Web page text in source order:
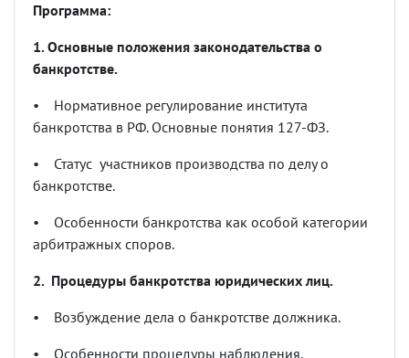
Программа:
1. Основные положения законодательства о
банкротстве.
• Нормативное регулирование института
банкротства в РФ. Основные понятия 127-ФЗ.
• Статус участников производства по делу о
банкротстве.
• Особенности банкротства как особой категории
арбитражных споров.
2. Процедуры банкротства юридических лиц.
• Возбуждение дела о банкротстве должника.
• Особенности процедуры наблюдения.